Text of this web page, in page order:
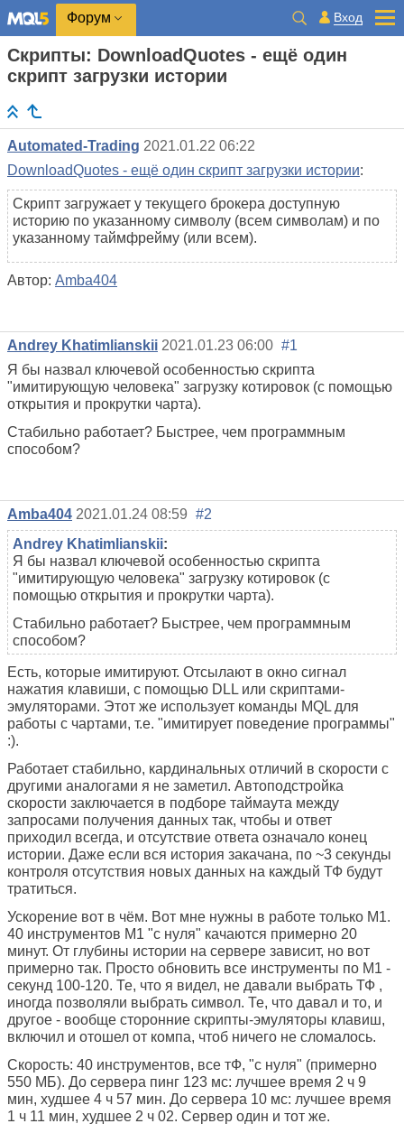
Форум Вход
Скрипты: DownloadQuotes - ещё один
скрипт загрузки истории
Automated-Trading 2021.01.22 06:22
DownloadQuotes - ещё один скрипт загрузки истории:
Скрипт загружает у текущего брокера доступную
историю по указанному символу (всем символам) и по
указанному таймфрейму (или всем).
Автор: Amba404
Andrey Khatimlianskii 2021.01.23 06:00 #1
Я бы назвал ключевой особенностью скрипта
"имитирующую человека" загрузку котировок (с помощью
открытия и прокрутки чарта).
Стабильно работает? Быстрее, чем программным
способом?
Amba404 2021.01.24 08:59 #2
Andrey Khatimlianskii:
Я бы назвал ключевой особенностью скрипта
"имитирующую человека" загрузку котировок (с
помощью открытия и прокрутки чарта).
Стабильно работает? Быстрее, чем программным
способом?
Есть, которые имитируют. Отсылают в окно сигнал
нажатия клавиши, с помощью DLL или скриптами-
эмуляторами. Этот же использует команды MQL для
работы с чартами, т.е. "имитирует поведение программы"
:).
Работает стабильно, кардинальных отличий в скорости с
другими аналогами я не заметил. Автоподстройка
скорости заключается в подборе таймаута между
запросами получения данных так, чтобы и ответ
приходил всегда, и отсутствие ответа означало конец
истории. Даже если вся история закачана, по ~3 секунды
контроля отсутствия новых данных на каждый ТФ будут
тратиться.
Ускорение вот в чём. Вот мне нужны в работе только М1.
40 инструментов М1 "с нуля" качаются примерно 20
минут. От глубины истории на сервере зависит, но вот
примерно так. Просто обновить все инструменты по М1 -
секунд 100-120. Те, что я видел, не давали выбрать ТФ ,
иногда позволяли выбрать символ. Те, что давал и то, и
другое - вообще сторонние скрипты-эмуляторы клавиш,
включил и отошел от компа, чтоб ничего не сломалось.
Скорость: 40 инструментов, все тФ, "с нуля" (примерно
550 МБ). До сервера пинг 123 мс: лучшее время 2 ч 9
мин, худшее 4 ч 57 мин. До сервера 10 мс: лучшее время
1 ч 11 мин, худшее 2 ч 02. Сервер один и тот же.